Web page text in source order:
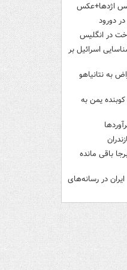
اژدها+عکس
دورود
در انگلیس
اسرائیل بر
به نتانیاهو
یمن به
باقی مانده
در رسانه‌های